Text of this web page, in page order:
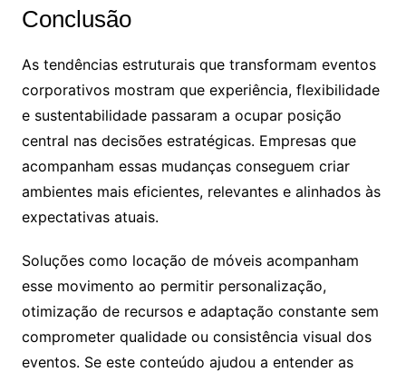
Conclusão
As tendências estruturais que transformam eventos
corporativos mostram que experiência, flexibilidade
e sustentabilidade passaram a ocupar posição
central nas decisões estratégicas. Empresas que
acompanham essas mudanças conseguem criar
ambientes mais eficientes, relevantes e alinhados às
expectativas atuais.
Soluções como locação de móveis acompanham
esse movimento ao permitir personalização,
otimização de recursos e adaptação constante sem
comprometer qualidade ou consistência visual dos
eventos. Se este conteúdo ajudou a entender as